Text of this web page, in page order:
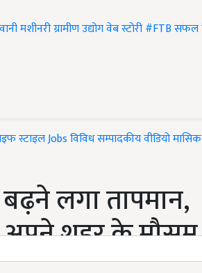
मशीनरीग्रामीण उद्योगवेब स्टोरी#FTBसफल
स्टाइलJobsविविधसम्पादकीयवीडियोमासिक
लगा तापमान,
अपने शहर के मौसम